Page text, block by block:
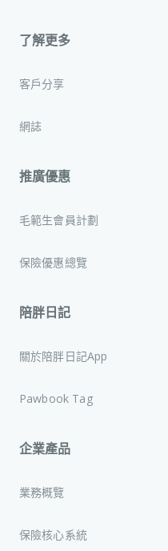
了解更多
客戶分享
網誌
推廣優惠
毛範生會員計劃
保險優惠總覽
陪胖日記
關於陪胖日記App
Pawbook Tag
企業產品
業務概覽
保險核心系統